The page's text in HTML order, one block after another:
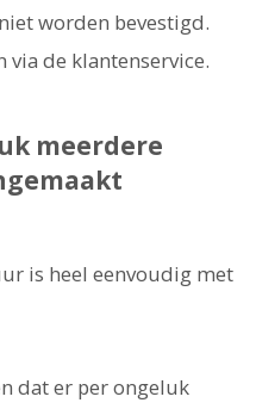
worden bevestigd.
via de klantenservice.
meerdere
is heel eenvoudig met
dat er per ongeluk